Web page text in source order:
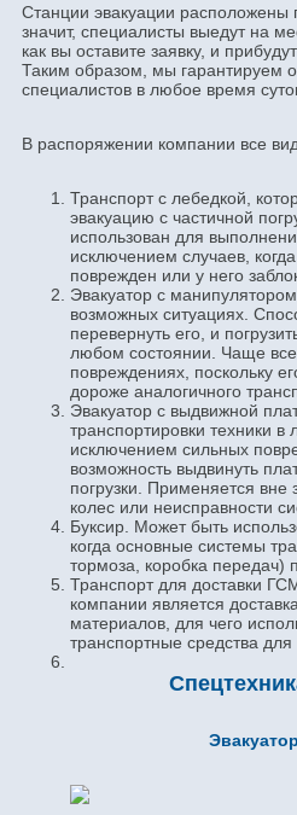
Станции эвакуации расположены
значит, специалисты выедут на
как вы оставите заявку, и
Таким образом, мы гарантируем
специалистов в любое время
В распоряжении компании все
Транспорт с лебедкой,
эвакуацию с частичной
использован для
исключением случаев,
поврежден или у него
Эвакуатор с
возможных ситуациях.
перевернуть его, и
любом состоянии. Чаще
повреждениях, поскольку
дороже аналогичного
Эвакуатор с выдвижной
транспортировки техники
исключением сильных
возможность выдвинуть
погрузки. Применяется вне
колес или неисправности
Буксир. Может быть
когда основные системы
тормоза, коробка передач)
Транспорт для доставки
компании является
материалов, для чего
транспортные средства для